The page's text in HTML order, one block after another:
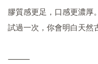
膠質感更足，口感更濃厚。
試過一次，你會明白天然
⸻